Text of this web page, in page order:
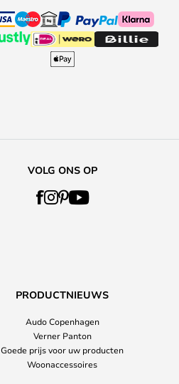
VOLG ONS OP
PRODUCTNIEUWS
Audo Copenhagen
Verner Panton
Goede prijs voor uw producten
Woonaccessoires